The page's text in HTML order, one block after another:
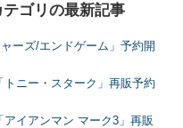
テゴリの最新記事
ーズ/エンドゲーム」予約開
トニー・スターク」再販予約
アイアンマン マーク3」再販